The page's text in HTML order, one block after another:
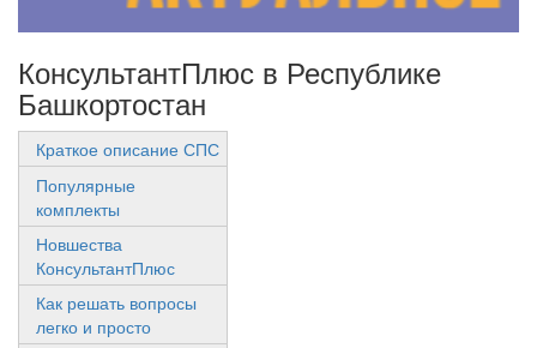
КонсультантПлюс в Республике
Башкортостан
Краткое описание СПС
Популярные
комплекты
Новшества
КонсультантПлюс
Как решать вопросы
легко и просто